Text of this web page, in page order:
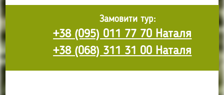
Замовити тур:
+38 (095) 011 77 70 Наталя
+38 (068) 311 31 00 Наталя